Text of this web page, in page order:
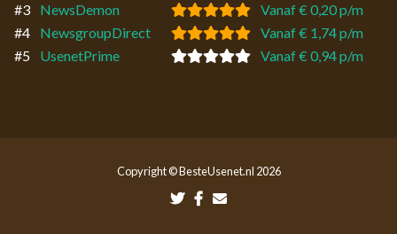
#3
NewsDemon
Vanaf € 0,20 p/m
#4
NewsgroupDirect
Vanaf € 1,74 p/m
#5
UsenetPrime Vanaf € 0,94 p/m
Copyright © BesteUsenet.nl 2026